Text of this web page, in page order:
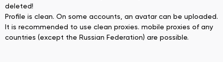
deleted!
Profile is clean. On some accounts, an avatar can be uploaded.
It is recommended to use clean proxies. mobile proxies of any
countries (except the Russian Federation) are possible.